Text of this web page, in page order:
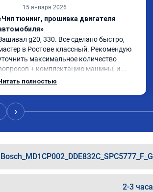
15 января 2026
тюнинг, прошивка двигателя
g20, 330. Все сделано быстро,
в Ростове классный. Рекомендую
максимальное количество
+ комплектацию машины, и
допы ставить(карты, ограничитель
машина ехать бодрее стала, особенно 100-
200. 🤝🤝🤝🤝
полностью
›
Bosch_MD1CP002_DDE832C_SPC5777_F_G
2-3 часа